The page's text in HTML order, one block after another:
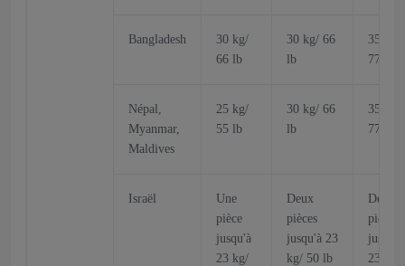
Bangladesh
30 kg/
66 lb
30 kg/ 66
lb
35 kg/
77 lb
Népal,
Myanmar,
Maldives
25 kg/
55 lb
30 kg/ 66
lb
35 kg/
77 lb
Israël
Une
pièce
jusqu'à
23 kg/
Deux
pièces
jusqu'à 23
kg/ 50 lb
Deux
pièces
jusqu'à
23 kg/